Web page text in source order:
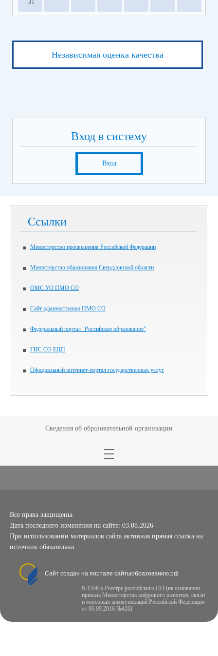
31
Независимая оценка качества
Вход в систему
Вход
Ссылки
Министерство просвещения Российской Федерации
Министерство образования Свердловской области
ОМС УО ПМО СО
Сайт администрации ПМО СО
Федеральный портал "Российское образование"
ГИС СО ЕЦП
Официальный интернет-портал государственных услуг
Сведения об образовательной организации
Все права защищены.
Дата последнего изменения на сайте: 03.08.2026
При использовании материалов сайта активная прямая ссылка на
источник обязательна
Сайт создан на портале сайтыобразованию.рф
№1556 в Реестре российского ПО (на основании
приказа Министерства цифрового развития, связи
и массовых коммуникаций Российской Федерации
от 06.09.2016 №426)